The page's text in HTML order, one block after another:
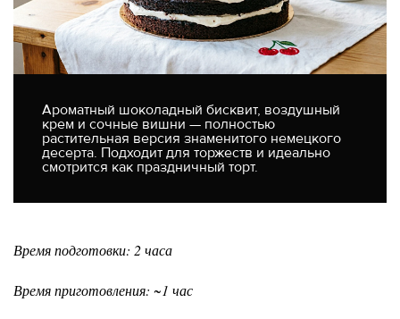
Ароматный шоколадный бисквит, воздушный
крем и сочные вишни — полностью
растительная версия знаменитого немецкого
десерта. Подходит для торжеств и идеально
смотрится как праздничный торт.
Время подготовки: 2 часа
Время приготовления: ~1 час